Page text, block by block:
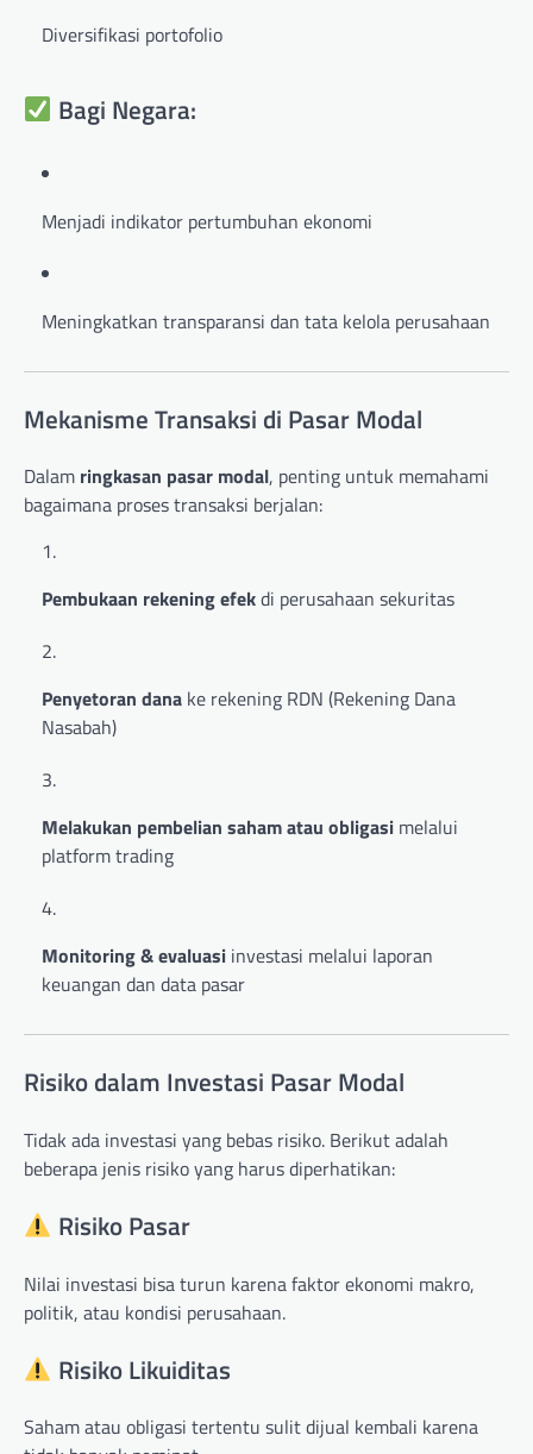
Diversifikasi portofolio
Bagi Negara:
Menjadi indikator pertumbuhan ekonomi
Meningkatkan transparansi dan tata kelola perusahaan
Mekanisme Transaksi di Pasar Modal
Dalam ringkasan pasar modal, penting untuk memahami
bagaimana proses transaksi berjalan:
Pembukaan rekening efekdi perusahaan sekuritas
Penyetoran dana ke rekening RDN (Rekening Dana
Nasabah)
Melakukan pembelian saham atau obligasi melalui
platform trading
Monitoring & evaluasi investasi melalui laporan
keuangan dan data pasar
Risiko dalam Investasi Pasar Modal
Tidak ada investasi yang bebas risiko. Berikut adalah
beberapa jenis risiko yang harus diperhatikan:
Risiko Pasar
Nilai investasi bisa turun karena faktor ekonomi makro,
politik, atau kondisi perusahaan.
Risiko Likuiditas
Saham atau obligasi tertentu sulit dijual kembali karena